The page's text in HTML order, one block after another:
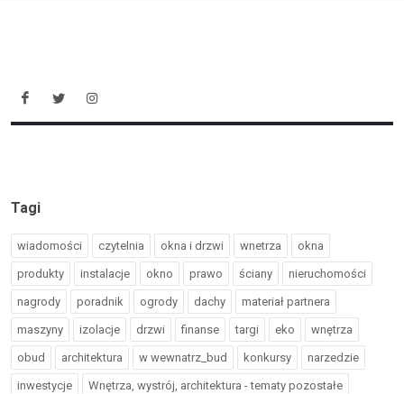
Tagi
wiadomości czytelnia okna i drzwi wnetrza okna
produkty instalacje okno prawo ściany nieruchomości
nagrody poradnik ogrody dachy materiał partnera
maszyny izolacje drzwi finanse targi eko wnętrza
obud architektura w wewnatrz_bud konkursy narzedzie
inwestycje Wnętrza, wystrój, architektura - tematy pozostałe